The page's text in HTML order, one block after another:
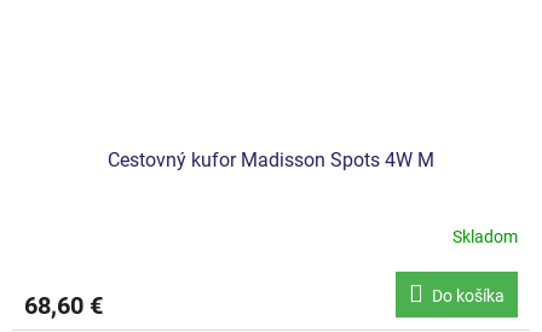
Cestovný kufor Madisson Spots 4W M
Skladom
68,60 € Do košíka